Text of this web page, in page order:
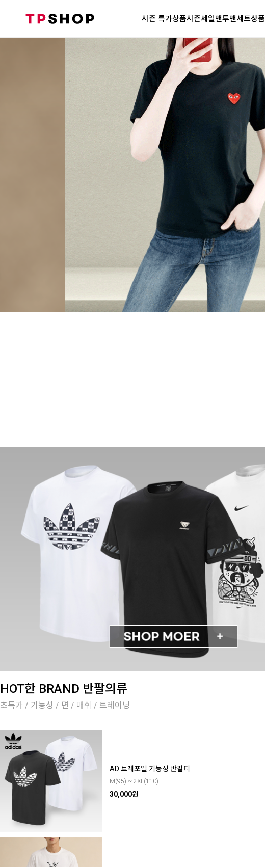
시즌 특가상품시즌세일맨투맨세트상품
HOT한 BRAND 반팔의류
초특가 / 기능성 / 면 / 매쉬 / 트레이닝
AD 트레포일 기능성 반팔티
M(95) ~ 2XL(110)
30,000원